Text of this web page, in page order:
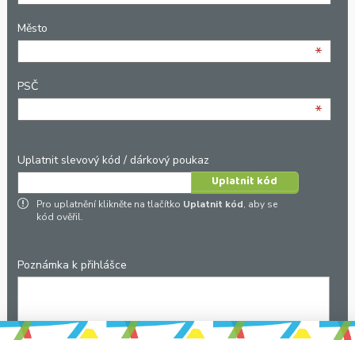
Město
*
PSČ
*
Uplatnit slevový kód / dárkový poukaz
Pro uplatnění klikněte na tlačítko Uplatnit kód, aby se
kód ověřil.
Poznámka k přihlášce